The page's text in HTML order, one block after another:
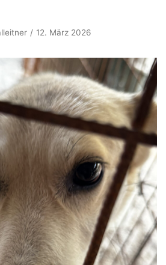
12. März 2026